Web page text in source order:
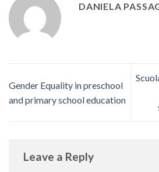
DANIELA
Gender Equality in preschool
and primary school education
Leave a Reply